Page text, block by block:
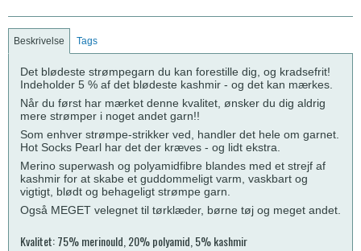
Beskrivelse Tags
Det blødeste strømpegarn du kan forestille dig, og kradsefrit!
Indeholder 5 % af det blødeste kashmir - og det kan mærkes.
Når du først har mærket denne kvalitet, ønsker du dig aldrig
mere strømper i noget andet garn!!
Som enhver strømpe-strikker ved, handler det hele om garnet.
Hot Socks Pearl har det der kræves - og lidt ekstra.
Merino superwash og polyamidfibre blandes med et strejf af
kashmir for at skabe et guddommeligt varm, vaskbart og
vigtigt, blødt og behageligt strømpe garn.
Også MEGET velegnet til tørklæder, børne tøj og meget andet.
Kvalitet: 75% merinould, 20% polyamid, 5% kashmir